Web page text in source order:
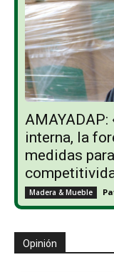
AMAYADAP:
interna, la
medidas
Madera & Mueble
Opinión